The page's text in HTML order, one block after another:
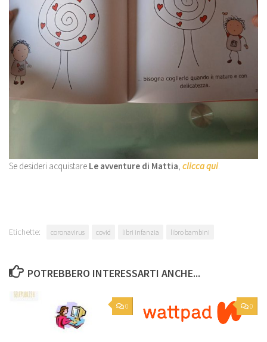
Se desideri acquistare Le avventure di Mattia, clicca qui.
Etichette: coronavirus covid libri infanzia libro bambini
POTREBBERO INTERESSARTI ANCHE...
0 0